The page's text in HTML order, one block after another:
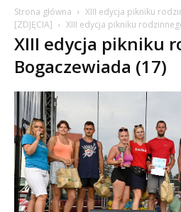
Strona główna
XIII edycja pikniku
[ZDJĘCIA]
XIII edycja pikniku
XIII edycja pikniku
Bogaczewiada (17)